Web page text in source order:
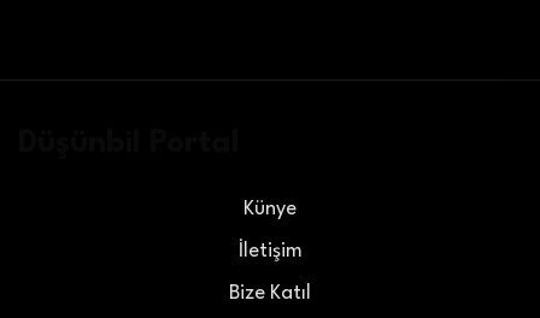
Künye
İletişim
Bize Katıl